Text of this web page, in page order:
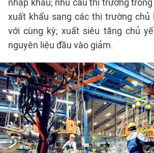
nhập khẩu; nhu cầu thị trường
xuất khẩu sang các thị trường chủ
với cùng kỳ; xuất siêu tăng chủ
nguyên liệu đầu vào giảm.